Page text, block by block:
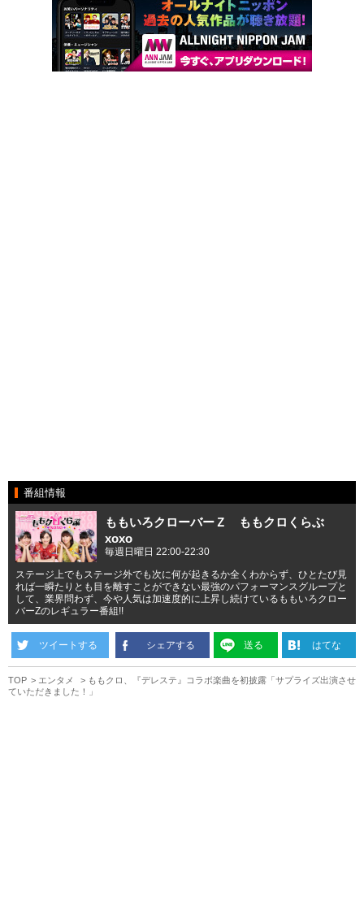
番組情報
ももいろクローバーＺ ももクロくらぶ
xoxo
毎週日曜日 22:00-22:30
ステージ上でもステージ外でも次に何が起きるか全くわからず、ひとたび見
れば一瞬たりとも目を離すことができない最強のパフォーマンスグループと
して、業界問わず、今や人気は加速度的に上昇し続けているももいろクロー
バーZのレギュラー番組!!
ツイートする シェアする 送る はてな
TOP エンタメ
ももクロ、『デレステ』コラボ楽曲を初披露「サプライズ出演させ
ていただきました！」